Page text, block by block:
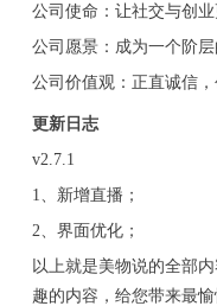
公司使命：让社交与创
公司愿景：成为一个阶
公司价值观：正直诚信
更新日志
v2.7.1
1、新增直播；
2、界面优化；
以上就是美物说的全部
趣的内容，给您带来最愉